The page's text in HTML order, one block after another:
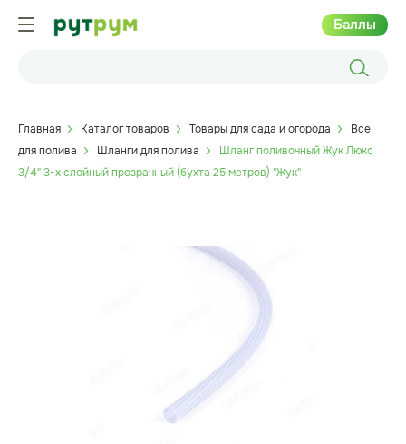
Баллы
Главная Каталог товаров Товары для сада и огорода
Все
для полива
Шланги для полива
Шланг поливочный Жук Люкс
3/4" 3-х слойный прозрачный (бухта 25 метров) "Жук"